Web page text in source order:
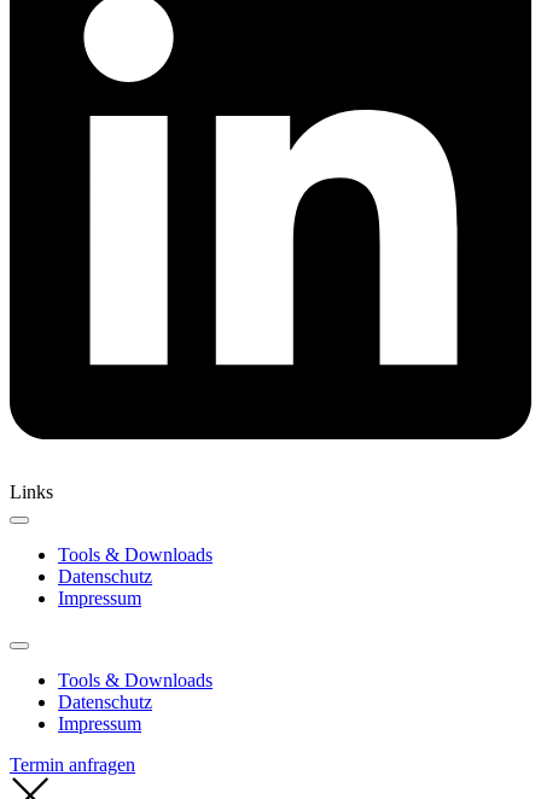
Links
Tools & Downloads
Datenschutz
Impressum
Tools & Downloads
Datenschutz
Impressum
Termin anfragen